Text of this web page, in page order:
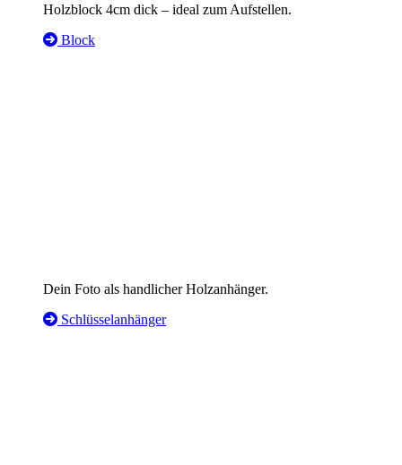
Holzblock 4cm dick – ideal zum Aufstellen.
Block
Dein Foto als handlicher Holzanhänger.
Schlüsselanhänger